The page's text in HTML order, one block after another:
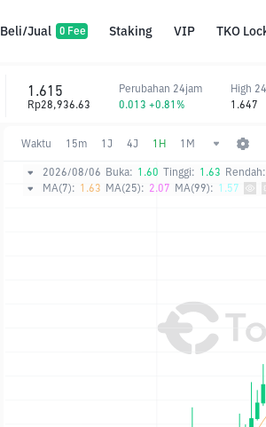
Beli/Jual 0 Fee Staking VIP TKO
Waktu 15m 1J 4J 1H 1M
2026/08/06 Buka: 1.60 Tinggi: 1.63 Rendah:
MA(7): 1.63 MA(25): 2.07 MA(99): 1.57
1.615
Rp28,936.63
Perubahan 24jam
0.013 +0.81%
High
1.647